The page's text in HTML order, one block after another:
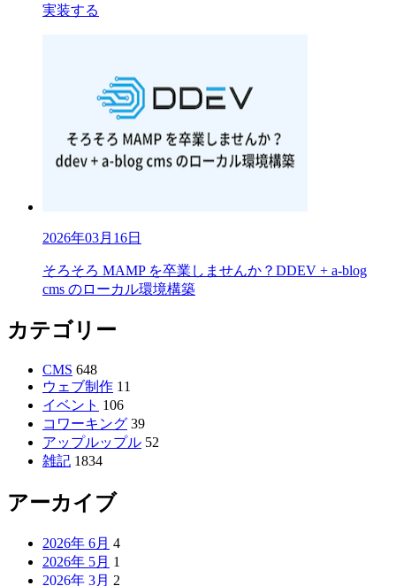
実装する
2026年03月16日
そろそろ MAMP を卒業しませんか？DDEV + a-blog
cms のローカル環境構築
カテゴリー
CMS 648
ウェブ制作 11
イベント 106
コワーキング 39
アップルップル 52
雑記 1834
アーカイブ
2026年 6月 4
2026年 5月 1
2026年 3月 2